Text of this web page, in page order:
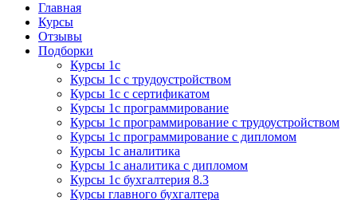
Главная
Курсы
Отзывы
Подборки
Курсы 1с
Курсы 1с с трудоустройством
Курсы 1с с сертификатом
Курсы 1с программирование
Курсы 1с программирование с трудоустройством
Курсы 1с программирование с дипломом
Курсы 1с аналитика
Курсы 1с аналитика с дипломом
Курсы 1с бухгалтерия 8.3
Курсы главного бухгалтера